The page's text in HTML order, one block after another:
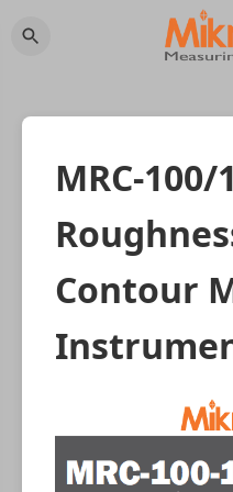
MRC-100/
Contour